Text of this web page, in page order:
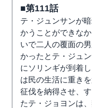
■第111話
テ・ジュンサンが
かうことができな
いで二人の覆面の
かったとテ・ジュ
にソリンギが到着
は民の生活に重き
征伐を納得させ、
たテ・ジョヨンは